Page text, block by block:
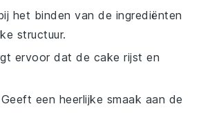
het binden van de ingrediënten
structuur.
ervoor dat de cake rijst en
een heerlijke smaak aan de